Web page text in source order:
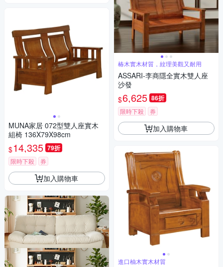
MUNA家居 072型雙人座實木
組椅 136X79X98cm
$14,335 79折
限時下殺 券
加入購物車
椿木實木材質，紋理美觀又耐用
ASSARI-李商隱全實木雙人座
沙發
$6,625 86折
限時下殺 券
加入購物車
進口柚木實木材質